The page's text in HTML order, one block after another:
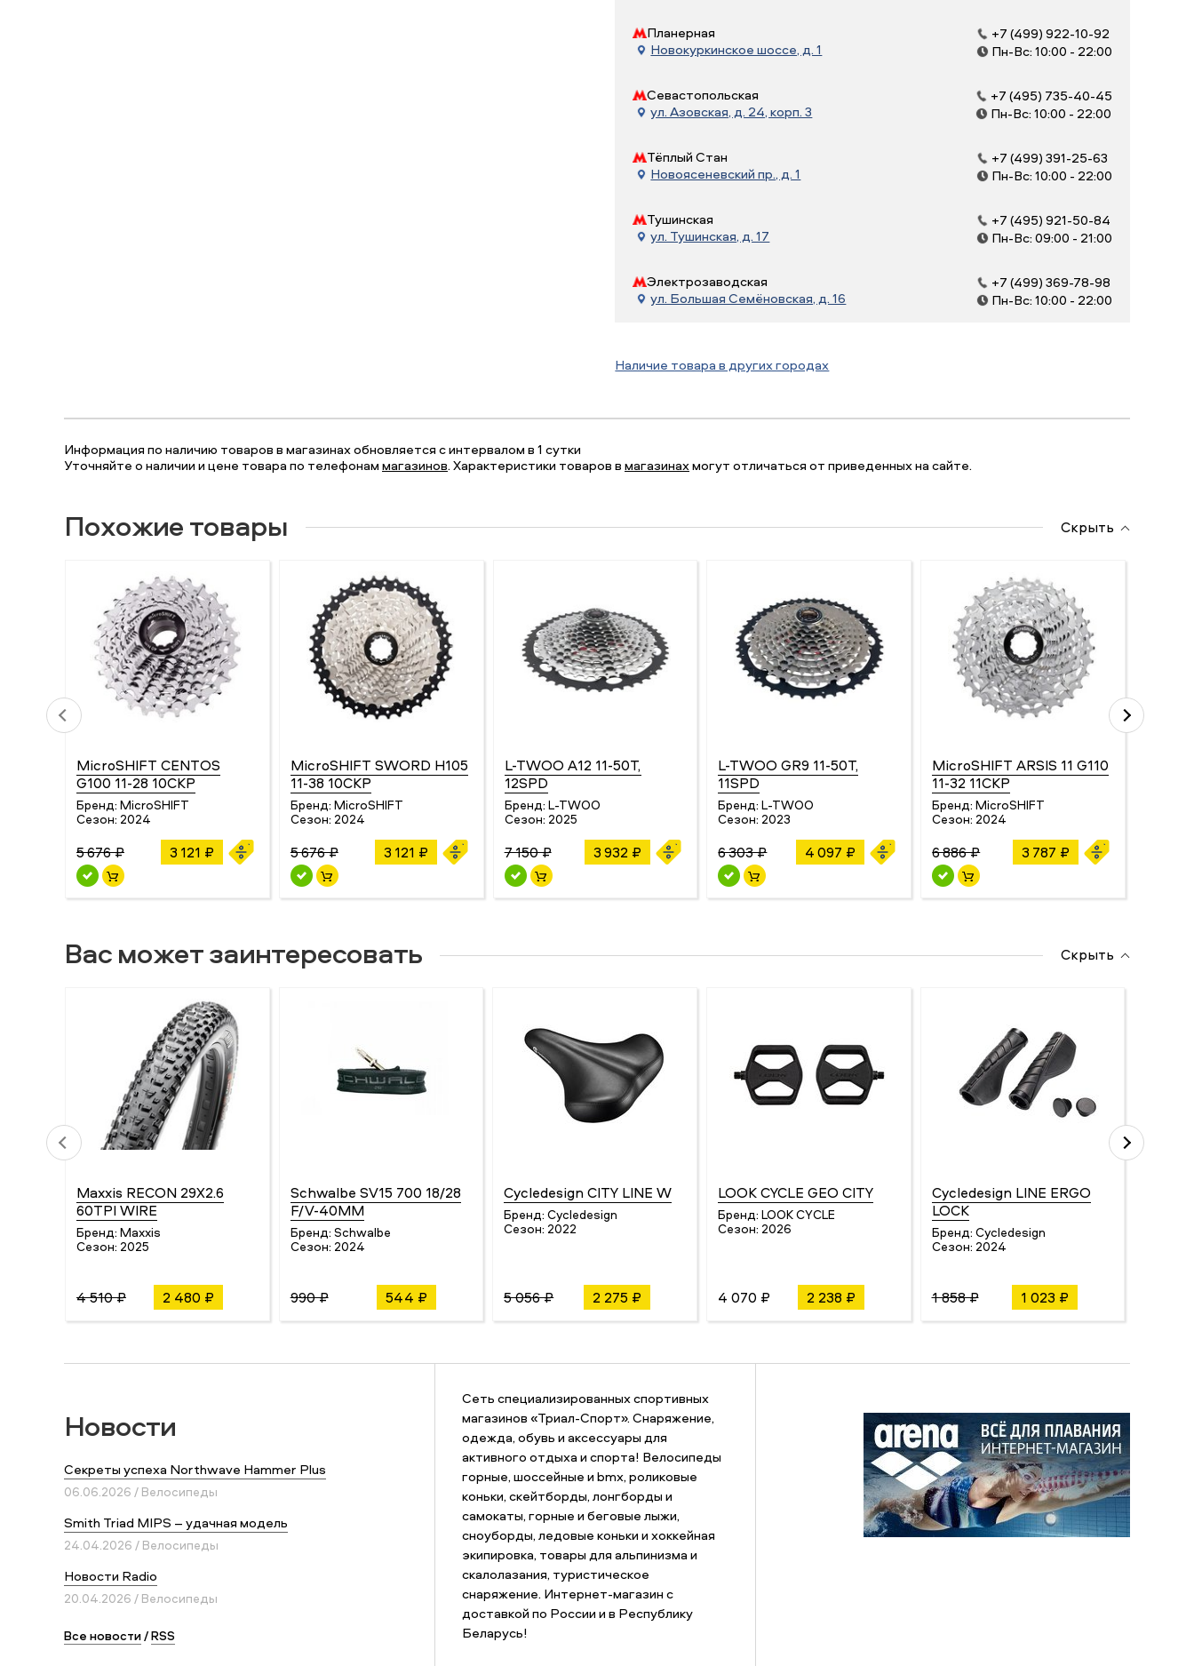
Планерная
Новокуркинское шоссе, д. 1
+7 (499) 922-10-92
Пн-Вс: 10:00 - 22:00
Севастопольская
ул. Азовская, д. 24, корп. 3
+7 (495) 735-40-45
Пн-Вс: 10:00 - 22:00
Тёплый Стан
Новоясеневский пр., д. 1
+7 (499) 391-25-63
Пн-Вс: 10:00 - 22:00
Тушинская
ул. Тушинская, д. 17
+7 (495) 921-50-84
Пн-Вс: 09:00 - 21:00
Электрозаводская
ул. Большая Семёновская, д. 16
+7 (499) 369-78-98
Пн-Вс: 10:00 - 22:00
Наличие товара в других городах
Информация по наличию товаров в магазинах обновляется с интервалом в 1 сутки
Уточняйте о наличии и цене товара по телефонаммагазинов. Характеристики товаров вмагазинахмогут отличаться от приведенных на сайте.
Похожие товары Скрыть
MicroSHIFT CENTOS
G100 11-28 10СКР
Бренд: MicroSHIFT
Сезон: 2024
5 676 ₽ 3 121 ₽
MicroSHIFT SWORD H105
11-38 10СКР
Бренд: MicroSHIFT
Сезон: 2024
5 676 ₽ 3 121 ₽
L-TWOO A12 11-50T,
12SPD
Бренд: L-TWOO
Сезон: 2025
7 150 ₽ 3 932 ₽
L-TWOO GR9 11-50Т,
11SPD
Бренд: L-TWOO
Сезон: 2023
6 303 ₽ 4 097 ₽
MicroSHIFT ARSIS 11 G110
11-32 11СКР
Бренд: MicroSHIFT
Сезон: 2024
6 886 ₽ 3 787 ₽
Вас может заинтересовать Скрыть
Maxxis RECON 29X2.6
60TPI WIRE
Бренд: Maxxis
Сезон: 2025
4 510 ₽ 2 480 ₽
Schwalbe SV15 700 18/28
F/V-40MM
Бренд: Schwalbe
Сезон: 2024
990 ₽ 544 ₽
Cycledesign CITY LINE W
Бренд: Cycledesign
Сезон: 2022
5 056 ₽ 2 275 ₽
LOOK CYCLE GEO CITY
Бренд: LOOK CYCLE
Сезон: 2026
4 070 ₽ 2 238 ₽
Cycledesign LINE ERGO
LOCK
Бренд: Cycledesign
Сезон: 2024
1 858 ₽ 1 023 ₽
Новости
Секреты успеха Northwave Hammer Plus
06.06.2026 / Велосипеды
Smith Triad MIPS – удачная модель
24.04.2026 / Велосипеды
Новости Radio
20.04.2026 / Велосипеды
Все новости/RSS
Сеть специализированных спортивных
магазинов «Триал-Спорт». Снаряжение,
одежда, обувь и аксессуары для
активного отдыха и спорта! Велосипеды
горные, шоссейные и bmx, роликовые
коньки, скейтборды, лонгборды и
самокаты, горные и беговые лыжи,
сноуборды, ледовые коньки и хоккейная
экипировка, товары для альпинизма и
скалолазания, туристическое
снаряжение. Интернет-магазин с
доставкой по России и в Республику
Беларусь!